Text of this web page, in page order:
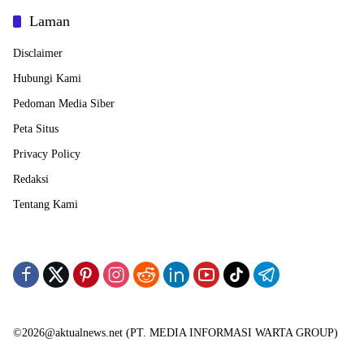
Laman
Disclaimer
Hubungi Kami
Pedoman Media Siber
Peta Situs
Privacy Policy
Redaksi
Tentang Kami
©2026@aktualnews.net (PT. MEDIA INFORMASI WARTA GROUP)